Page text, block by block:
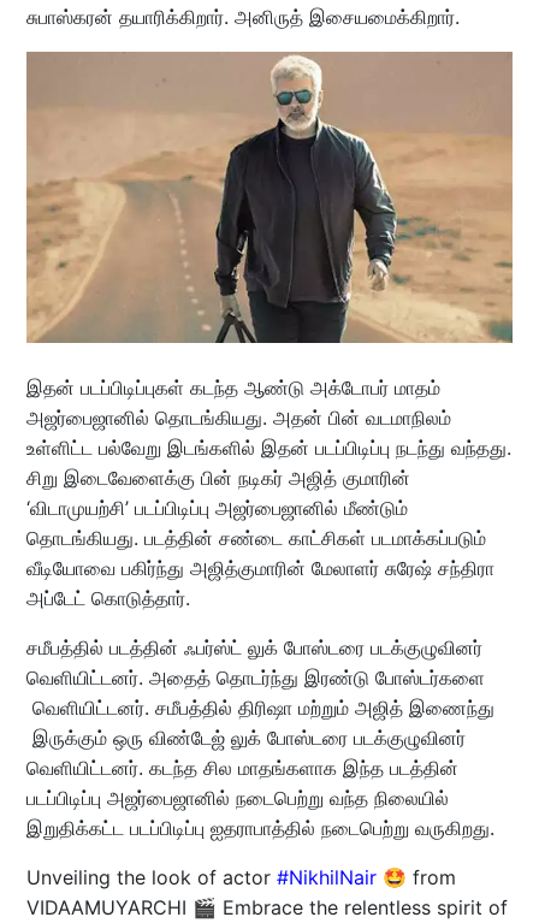
சுபாஸ்கரன் தயாரிக்கிறார். அனிருத் இசையமைக்கிறார்.
இதன் படப்பிடிப்புகள் கடந்த ஆண்டு அக்டோபர் மாதம்
அஜர்பைஜானில் தொடங்கியது. அதன் பின் வடமாநிலம்
உள்ளிட்ட பல்வேறு இடங்களில் இதன் படப்பிடிப்பு நடந்து வந்தது.
சிறு இடைவேளைக்கு பின் நடிகர் அஜித் குமாரின்
‘விடாமுயற்சி’ படப்பிடிப்பு அஜர்பைஜானில் மீண்டும்
தொடங்கியது. படத்தின் சண்டை காட்சிகள் படமாக்கப்படும்
வீடியோவை பகிர்ந்து அஜித்குமாரின் மேலாளர் சுரேஷ் சந்திரா
அப்டேட் கொடுத்தார்.
சமீபத்தில் படத்தின் ஃபர்ஸ்ட் லுக் போஸ்டரை படக்குழுவினர்
வெளியிட்டனர். அதைத் தொடர்ந்து இரண்டு போஸ்டர்களை
வெளியிட்டனர். சமீபத்தில் திரிஷா மற்றும் அஜித் இணைந்து
இருக்கும் ஒரு விண்டேஜ் லுக் போஸ்டரை படக்குழுவினர்
வெளியிட்டனர். கடந்த சில மாதங்களாக இந்த படத்தின்
படப்பிடிப்பு அஜர்பைஜானில் நடைபெற்று வந்த நிலையில்
இறுதிக்கட்ட படப்பிடிப்பு ஐதராபாத்தில் நடைபெற்று வருகிறது.
Unveiling the look of actor #NikhilNair🤩 from
VIDAAMUYARCHI 🎬 Embrace the relentless spirit of